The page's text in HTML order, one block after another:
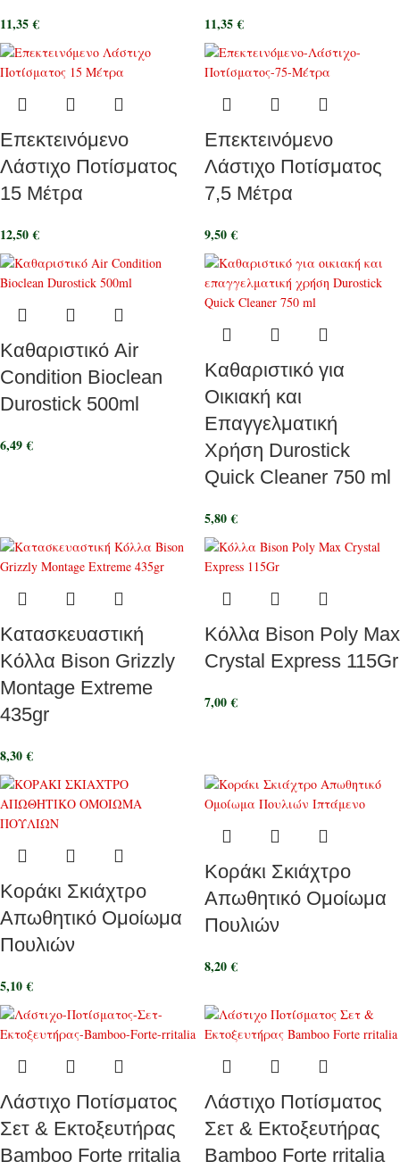
11,35€ 11,35€
Επεκτεινόμενο
Λάστιχο Ποτίσματος
15 Μέτρα
12,50€
Επεκτεινόμενο
Λάστιχο Ποτίσματος
7,5 Μέτρα
9,50€
Καθαριστικό Air
Condition Bioclean
Durostick 500ml
6,49€
Καθαριστικό για
Οικιακή και
Επαγγελματική
Χρήση Durostick
Quick Cleaner 750 ml
5,80€
Κατασκευαστική
Κόλλα Bison Grizzly
Montage Extreme
435gr
8,30€
Κόλλα Bison Poly Max
Crystal Express 115Gr
7,00€
Κοράκι Σκιάχτρο
Απωθητικό Ομοίωμα
Πουλιών
5,10€
Κοράκι Σκιάχτρο
Απωθητικό Ομοίωμα
Πουλιών
8,20€
Λάστιχο Ποτίσματος
Σετ & Εκτοξευτήρας
Bamboo Forte rritalia
Λάστιχο Ποτίσματος
Σετ & Εκτοξευτήρας
Bamboo Forte rritalia